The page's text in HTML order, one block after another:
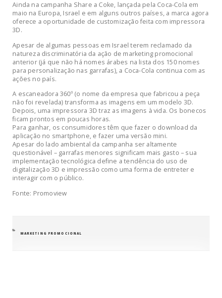
Ainda na campanha Share a Coke, lançada pela Coca-Cola em
maio na Europa, Israel e em alguns outros países, a marca agora
oferece a oportunidade de customização feita com impressora
3D.
Apesar de algumas pessoas em Israel terem reclamado da
natureza discriminatória da ação de marketing promocional
anterior (já que não há nomes árabes na lista dos 150 nomes
para personalização nas garrafas), a Coca-Cola continua com as
ações no país.
A escaneadora 360º (o nome da empresa que fabricou a peça
não foi revelada) transforma as imagens em um modelo 3D.
Depois, uma impressora 3D traz as imagens à vida. Os bonecos
ficam prontos em poucas horas.
Para ganhar, os consumidores têm que fazer o download da
aplicação no smartphone, e fazer uma versão mini.
Apesar do lado ambiental da campanha ser altamente
questionável – garrafas menores significam mais gasto – sua
implementação tecnológica define a tendência do uso de
digitalização 3D e impressão como uma forma de entreter e
interagir com o público.
Fonte: Promoview
CATEGORIAS
MARKETING PROMOCIONAL